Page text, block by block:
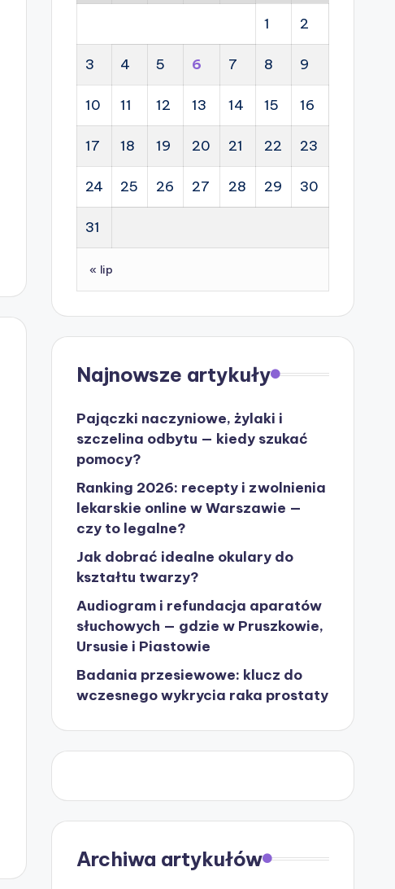
1 2
3 4 5 6 7 8 9
10 11 12 13 14 15 16
17 18 19 20 21 22 23
24 25 26 27 28 29 30
31
« lip
Najnowsze artykuły
Pajączki naczyniowe, żylaki i
szczelina odbytu — kiedy szukać
pomocy?
Ranking 2026: recepty i zwolnienia
lekarskie online w Warszawie —
czy to legalne?
Jak dobrać idealne okulary do
kształtu twarzy?
Audiogram i refundacja aparatów
słuchowych — gdzie w Pruszkowie,
Ursusie i Piastowie
Badania przesiewowe: klucz do
wczesnego wykrycia raka prostaty
Archiwa artykułów